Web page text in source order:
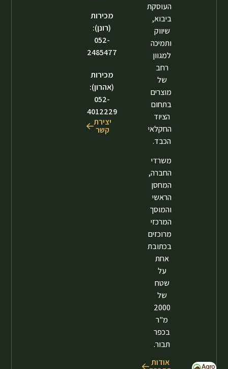
העוסקת
ביבוא,
שיווק
ותמיכה
למגוון
רחב
של
מוצרים
בתחום
הציוד
החקלאי
הכבד.
משרדי
החברה,
המחסן
הראשי
והמוסך
המרכזי
מרוכזים
בכתובת
אחת
על
שטח
של
2000
מ"ר
בכפר
תבור.
אודות
מכירות
(רונן):
052-
2485477
מכירות
(אהרון):
052-
4012229
יצירת
קשר